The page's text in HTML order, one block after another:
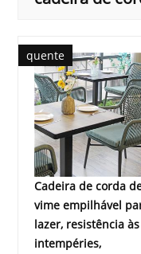
quente
Cadeira de corda
vime empilhável
lazer, resistência às
intempéries,